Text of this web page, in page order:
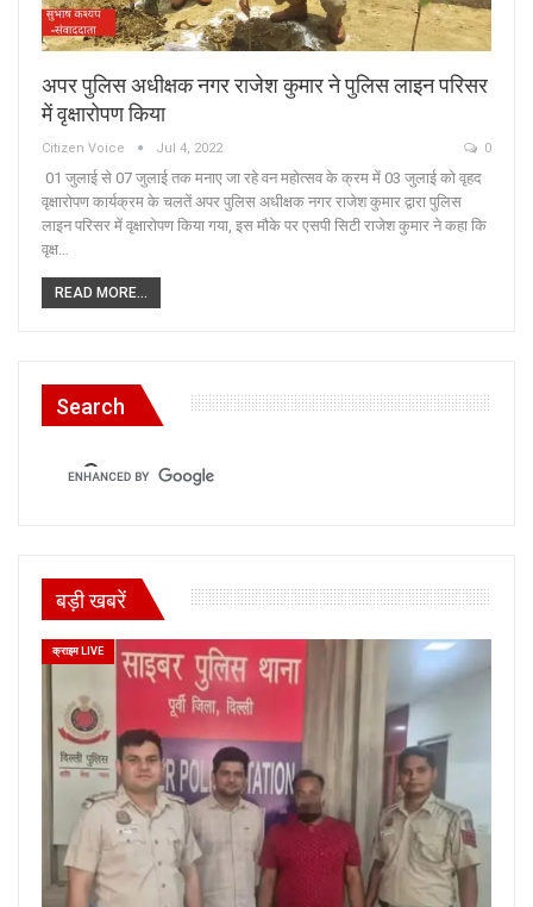
अपर पुलिस अधीक्षक नगर राजेश कुमार ने पुलिस लाइन परिसर
में वृक्षारोपण किया
Citizen Voice Jul 4, 2022 0
01 जुलाई से 07 जुलाई तक मनाए जा रहे वन महोत्सव के क्रम में 03 जुलाई को वृहद
वृक्षारोपण कार्यक्रम के चलतें अपर पुलिस अधीक्षक नगर राजेश कुमार द्वारा पुलिस
लाइन परिसर में वृक्षारोपण किया गया, इस मौके पर एसपी सिटी राजेश कुमार ने कहा कि
वृक्ष…
READ MORE...
Search
बड़ी खबरें
क्राइम LIVE